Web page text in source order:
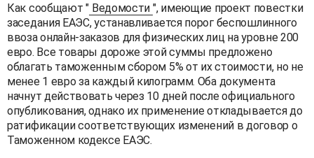
Как сообщают " Ведомости ", имеющие проект повестки
заседания ЕАЭС, устанавливается порог беспошлинного
ввоза онлайн-заказов для физических лиц на уровне 200
евро. Все товары дороже этой суммы предложено
облагать таможенным сбором 5% от их стоимости, но не
менее 1 евро за каждый килограмм. Оба документа
начнут действовать через 10 дней после официального
опубликования, однако их применение откладывается до
ратификации соответствующих изменений в договор о
Таможенном кодексе ЕАЭС.